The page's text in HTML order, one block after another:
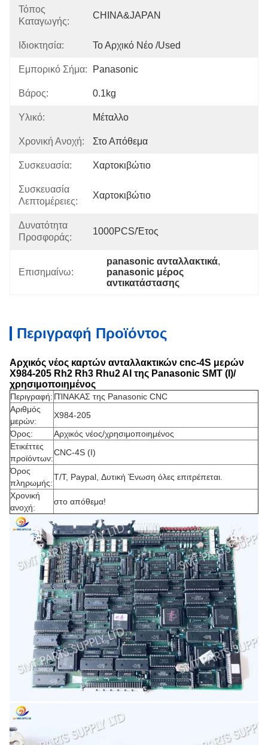
Τόπος
Καταγωγής:
CHINA&JAPAN
Ιδιοκτησία: Το Αρχικό Νέο /used
Εμπορικό Σήμα: Panasonic
Βάρος: 0.1kg
Υλικό: Μέταλλο
Χρονική Ανοχή: Στο Απόθεμα
Συσκευασία: Χαρτοκιβώτιο
Συσκευασία
Λεπτομέρειες:
Χαρτοκιβώτιο
Δυνατότητα
Προσφοράς:
1000PCS/έτος
Επισημαίνω:
panasonic ανταλλακτικά,
panasonic μέρος
αντικατάστασης
Περιγραφή Προϊόντος
Αρχικός νέος καρτών ανταλλακτικών cnc-4S μερών
X984-205 Rh2 Rh3 Rhu2 AI της Panasonic SMT (I)/
χρησιμοποιημένος
Περιγραφή: ΠΊΝΑΚΑΣ της Panasonic CNC
Αριθμός
μερών:
X984-205
Όρος:
Αρχικός νέος/χρησιμοποιημένος
Ετικέττες
προϊόντων:
CNC-4S (Ι)
Όρος
πληρωμής:
T/T, Paypal, Δυτική Ένωση όλες επιτρέπεται.
Χρονική
ανοχή:
στο απόθεμα!